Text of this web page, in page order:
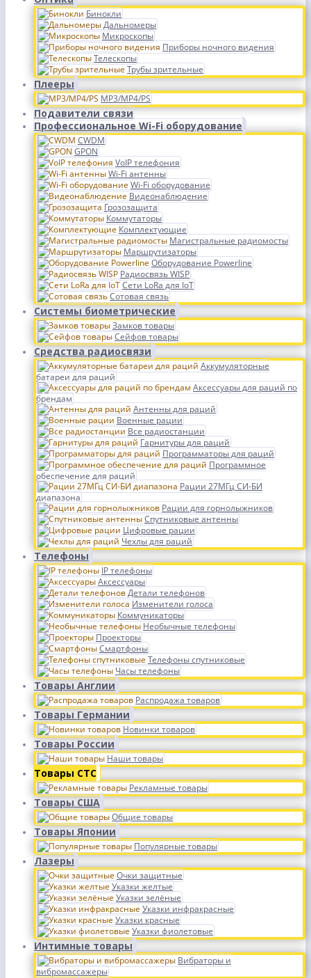
Бинокли
Дальномеры
Микроскопы
Приборы ночного видения
Телескопы
Трубы зрительные
Плееры
MP3/MP4/PS
Подавители связи
Профессиональное Wi-Fi оборудование
CWDM
GPON
VoIP телефония
Wi-Fi антенны
Wi-Fi оборудование
Видеонаблюдение
Грозозащита
Коммутаторы
Комплектующие
Магистральные радиомосты
Маршрутизаторы
Оборудование Powerline
Радиосвязь WISP
Сети LoRa для IoT
Сотовая связь
Системы биометрические
Замков товары
Сейфов товары
Средства радиосвязи
Аккумуляторные
батареи для раций
Аксессуары для раций по
брендам
Антенны для раций
Военные рации
Все радиостанции
Гарнитуры для раций
Программаторы для раций
Программное
обеспечение для раций
Рации 27МГц СИ-БИ
диапазона
Рации для горнолыжников
Спутниковые антенны
Цифровые рации
Чехлы для раций
Телефоны
IP телефоны
Аксессуары
Детали телефонов
Изменители голоса
Коммуникаторы
Необычные телефоны
Проекторы
Смартфоны
Телефоны спутниковые
Часы телефоны
Товары Англии
Распродажа товаров
Товары Германии
Новинки товаров
Товары России
Наши товары
Товары СТС
Рекламные товары
Товары США
Общие товары
Товары Японии
Популярные товары
Лазеры
Очки защитные
Указки желтые
Указки зелёные
Указки инфракрасные
Указки красные
Указки фиолетовые
Интимные товары
Вибраторы и
вибромассажеры